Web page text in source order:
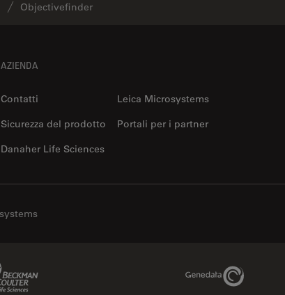
Objectivefinder
AZIENDA
Contatti
Leica Microsystems
Sicurezza del prodotto
Portali per i partner
Danaher Life Sciences
Genedata Link